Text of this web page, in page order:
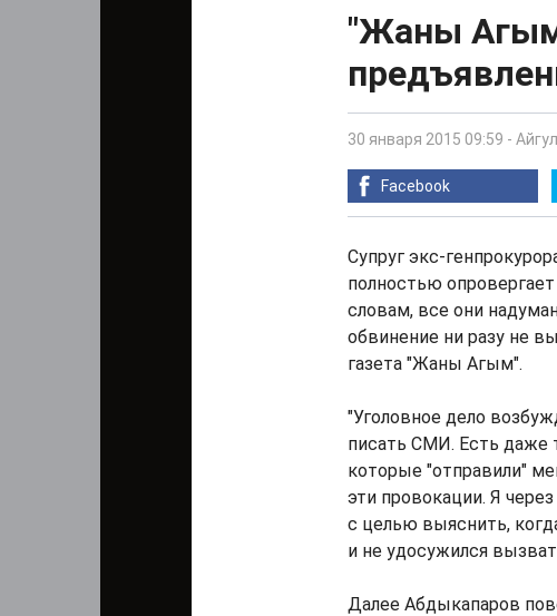
"Жаны
30 января 2015 09:59 -
Facebook
Супруг экс-
полностью
словам, все они
обвинение ни разу не
газета "Жаны Агым".
"Уголовное дело
писать СМИ. Есть даже
которые "отправили"
эти провокации. Я
с целью выяснить,
и не удосужился
Далее Абдыкапаров